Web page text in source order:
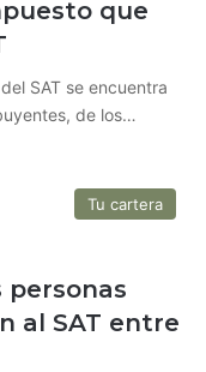
que
SAT se encuentra
de los…
Tu cartera
personas
al SAT entre